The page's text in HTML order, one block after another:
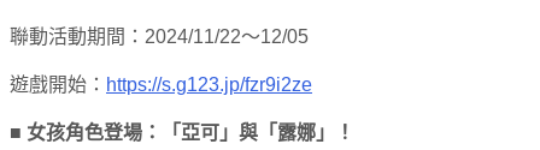
聯動活動期間：2024/11/22～12/05
遊戲開始： https://s.g123.jp/fzr9i2ze
■ 女孩角色登場：「亞可」與「露娜」！